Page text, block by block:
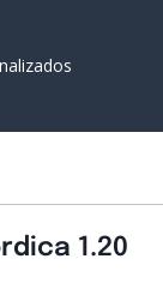
1.20